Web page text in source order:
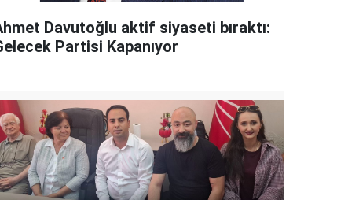
Davutoğlu aktif siyaseti bıraktı:
Partisi Kapanıyor